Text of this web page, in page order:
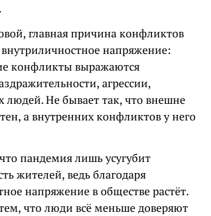
главная причина конфликтов
напряжение:
конфликты выражаются
агрессии,
людей. Не бывает так, что внешне
а внутренних конфликтов у него
пандемия лишь усугубит
жителей, ведь благодаря
напряжение в обществе растёт.
что люди всё меньше доверяют